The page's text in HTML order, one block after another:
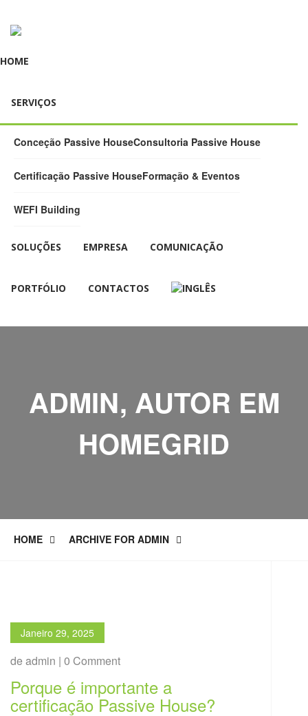
HOME
SERVIÇOS
Conceção Passive HouseConsultoria Passive House
Certificação Passive HouseFormação & Eventos
WEFI Building
SOLUÇÕES EMPRESA COMUNICAÇÃO
PORTFÓLIO CONTACTOS
ADMIN, AUTOR EM
HOMEGRID
HOME ARCHIVE FOR ADMIN
Janeiro 29, 2025
de admin | 0 Comment
Porque é importante a
certificação Passive House?